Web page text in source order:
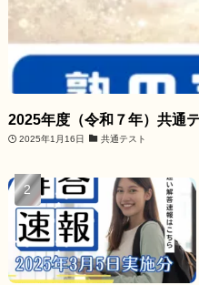
2025年度（令和７年）共通
2025年1月16日 共通テスト